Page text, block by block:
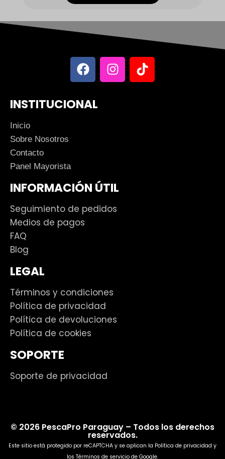
INSTITUCIONAL
Inicio
Sobre Nosotros
Contacto
Panel Mayorista
INFORMACIÓN ÚTIL
Seguimiento de pedidos
Medios de pagos
FAQ
Blog
LEGAL
Términos y condiciones
Política de privacidad
Política de devoluciones
Política de cookies
SOPORTE
Soporte de privacidad
© 2026 PescaPro Paraguay – Todos los derechos
reservados.
Este sitio está protegido por reCAPTCHA y se aplican la Política de privacidad y
los Términos de servicio de Google.